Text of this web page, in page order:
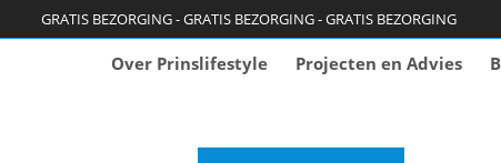
GRATIS BEZORGING - GRATIS BEZORGING - GRATIS BEZORGING
Over Prinslifestyle Projecten en Advies